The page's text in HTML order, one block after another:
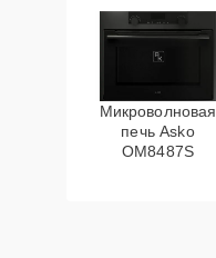
Микроволновая
печь Asko
OM8487S